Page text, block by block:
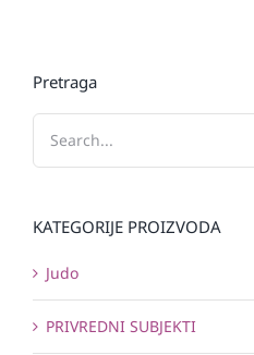
Pretraga
KATEGORIJE PROIZVODA
Judo
PRIVREDNI SUBJEKTI